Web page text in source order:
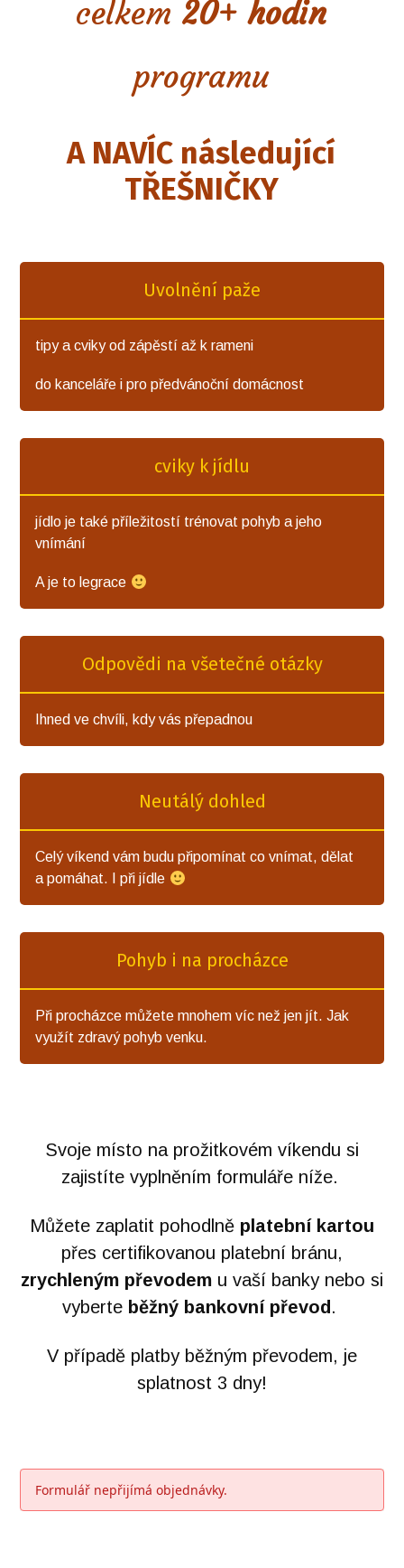
celkem 20+ hodin
programu
A NAVÍC následující
TŘEŠNIČKY
Uvolnění paže
tipy a cviky od zápěstí až k rameni
do kanceláře i pro předvánoční domácnost
cviky k jídlu
jídlo je také příležitostí trénovat pohyb a jeho
vnímání
A je to legrace
Odpovědi na všetečné otázky
Ihned ve chvíli, kdy vás přepadnou
Neutálý dohled
Celý víkend vám budu připomínat co vnímat, dělat
a pomáhat. I při jídle
Pohyb i na procházce
Při procházce můžete mnohem víc než jen jít. Jak
využít zdravý pohyb venku.
Svoje místo na prožitkovém víkendu si
zajistíte vyplněním formuláře níže.
Můžete zaplatit pohodlně platební kartou
přes certifikovanou platební bránu,
zrychleným převodem u vaší banky nebo si
vyberte běžný bankovní převod .
V případě platby běžným převodem, je
splatnost 3 dny!
Formulář nepřijímá objednávky.